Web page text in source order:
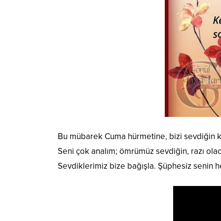
Bu mübarek Cuma hürmetine, bizi sevdiğin
Seni çok analım; ömrümüz sevdiğin, razı
Sevdiklerimiz bize bağışla. Şüphesiz senin